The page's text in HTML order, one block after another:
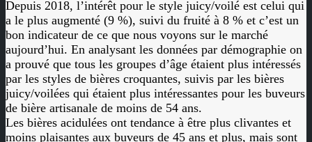
Depuis 2018, l’intérêt pour le style juicy/voilé est celui qui
a le plus augmenté (9 %), suivi du fruité à 8 % et c’est un
bon indicateur de ce que nous voyons sur le marché
aujourd’hui. En analysant les données par démographie on
a prouvé que tous les groupes d’âge étaient plus intéressés
par les styles de bières croquantes, suivis par les bières
juicy/voilées qui étaient plus intéressantes pour les buveurs
de bière artisanale de moins de 54 ans.
Les bières acidulées ont tendance à être plus clivantes et
moins plaisantes aux buveurs de 45 ans et plus, mais sont